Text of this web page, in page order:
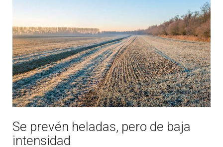
Se prevén heladas, pero de baja
intensidad